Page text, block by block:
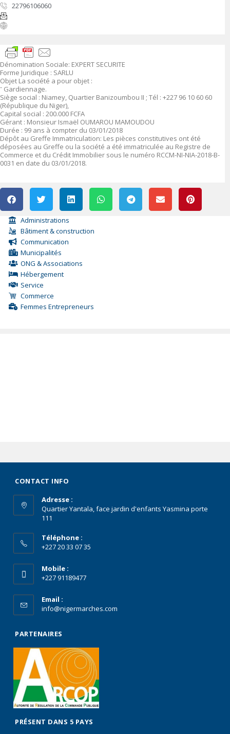
22796106060
Dénomination Sociale: EXPERT SECURITE
Forme Juridique : SARLU
Objet La société a pour objet :
־ Gardiennage.
Siège social : Niamey, Quartier Banizoumbou II ; Tél : +227 96 10 60 60
(République du Niger),
Capital social : 200.000 FCFA
Gérant : Monsieur Ismaël OUMAROU MAMOUDOU
Durée : 99 ans à compter du 03/01/2018
Dépôt au Greffe Immatriculation: Les pièces constitutives ont été
déposées au Greffe ou la société a été immatriculée au Registre de
Commerce et du Crédit Immobilier sous le numéro RCCM-NI-NIA-2018-B-
0031 en date du 03/01/2018.
Administrations
Bâtiment & construction
Communication
Municipalités
ONG & Associations
Hébergement
Service
Commerce
Femmes Entrepreneurs
CONTACT INFO
Adresse :
Quartier Yantala, face jardin d'enfants Yasmina porte
111
Téléphone :
+227 20 33 07 35
Mobile :
+227 91189477
Email :
info@nigermarches.com
PARTENAIRES
PRÉSENT DANS 5 PAYS